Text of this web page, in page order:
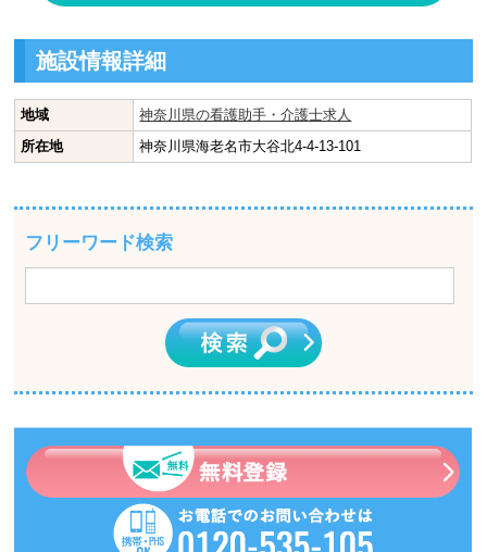
施設情報詳細
地域
神奈川県の看護助手・介護士求人
所在地
神奈川県海老名市大谷北4-4-13-101
フリーワード検索